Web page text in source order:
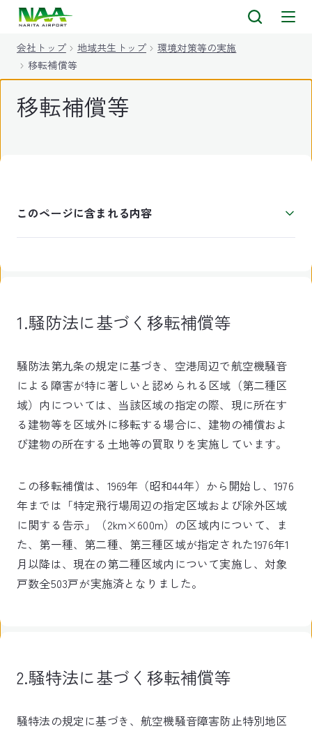
会社トップ 地域共生トップ
環境対策等の実施
移転補償等
移転補償等
このページに含まれる内容
1.騒防法に基づく移転補償等
騒防法第九条の規定に基づき、空港周辺で航空機騒音
による障害が特に著しいと認められる区域（第二種区
域）内については、当該区域の指定の際、現に所在す
る建物等を区域外に移転する場合に、建物の補償およ
び建物の所在する土地等の買取りを実施しています。
この移転補償は、1969年（昭和44年）から開始し、1976
年までは「特定飛行場周辺の指定区域および除外区域
に関する告示」（2km×600m）の区域内について、ま
た、第一種、第二種、第三種区域が指定された1976年1
月以降は、現在の第二種区域内について実施し、対象
戸数全503戸が実施済となりました。
2.騒特法に基づく移転補償等
騒特法の規定に基づき、航空機騒音障害防止特別地区